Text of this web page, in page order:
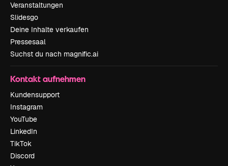
Veranstaltungen
Slidesgo
Deine Inhalte verkaufen
Pressesaal
Suchst du nach magnific.ai
Kontakt aufnehmen
Kundensupport
Instagram
YouTube
LinkedIn
TikTok
Discord